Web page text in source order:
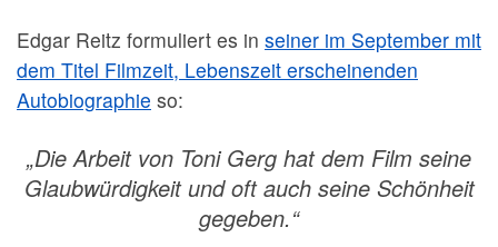
Edgar Reitz formuliert es in seiner im September mit
dem Titel Filmzeit, Lebenszeit erscheinenden
Autobiographie so:
„Die Arbeit von Toni Gerg hat dem Film seine
Glaubwürdigkeit und oft auch seine Schönheit
gegeben.“